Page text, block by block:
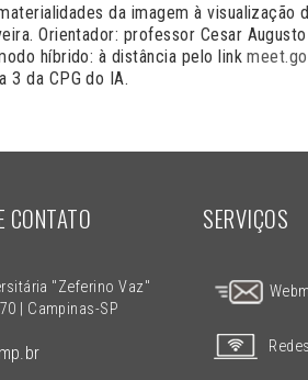
da imagem à visualização
Orientador: professor Cesar
híbrido: à distância pelo link
3 da CPG do IA.
CONTATO
"Zeferino Vaz"
| Campinas-SP
SERVIÇOS